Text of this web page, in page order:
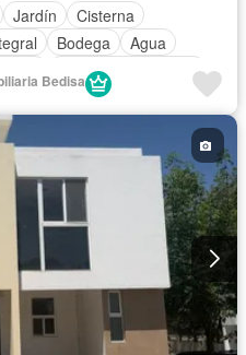
Jardín
Cisterna
Bodega
Agua
Caseta de vigilancia
Vista panorámica
Bedisa